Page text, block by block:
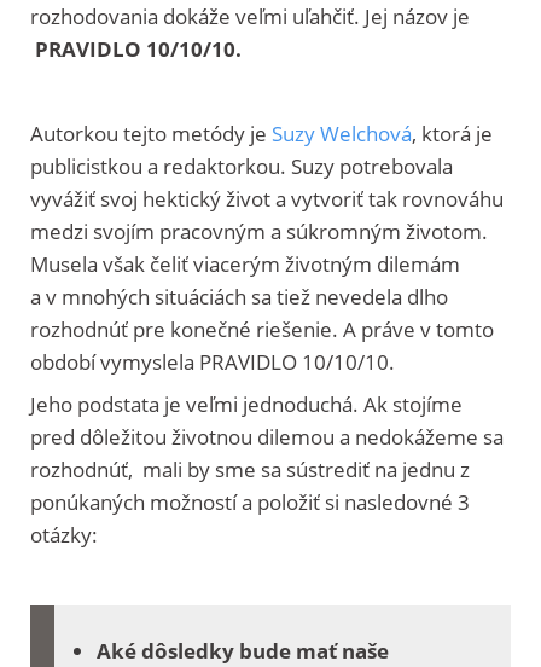
rozhodovania dokáže veľ­mi uľah­čiť. Jej názov je
PRAVIDLO 10/10/10.
Autorkou tejto metódy je Suzy Welchová, ktorá je
publicistkou a redaktorkou. Suzy potrebovala
vyvážiť svoj hektický život a vytvoriť tak rovnováhu
medzi svojím pracovným a súkromným životom.
Musela však čeliť viacerým životným dilemám
a v mnohých situáciách sa tiež nevedela dlho
rozhodnúť pre konečné riešenie. A práve v tomto
období vymyslela PRAVIDLO 10/10/10.
Jeho podstata je veľmi jednoduchá. Ak stojíme
pred dôležitou životnou dilemou a nedokážeme sa
rozhodnúť, mali by sme sa sústrediť na jednu z
ponúkaných možností a položiť si nasledovné 3
otázky:
Aké dôsledky bude mať naše